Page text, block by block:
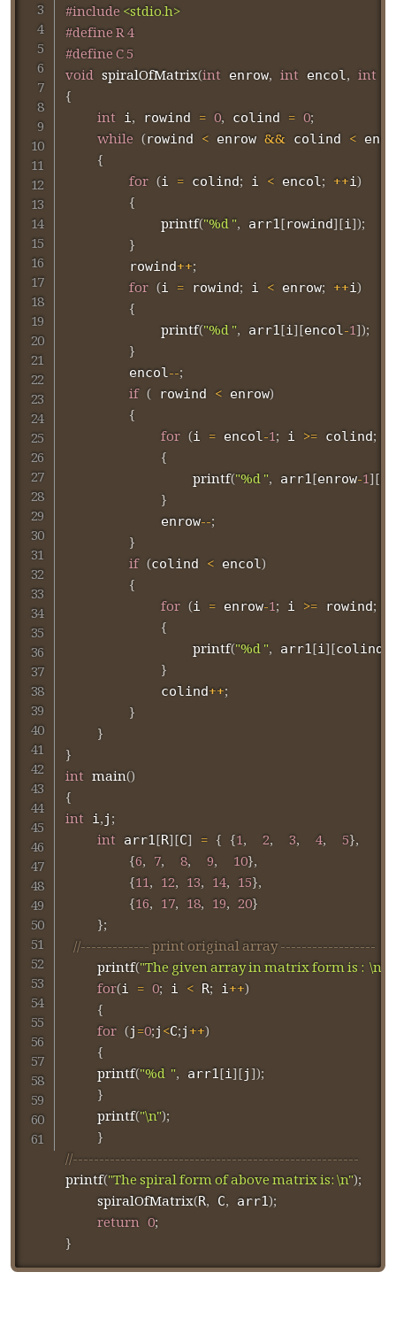
#include<stdio.h>
#defineR 4
#defineC 5
void spiralOfMatrix(int enrow, int encol, int
{
int i, rowind = 0, colind = 0;
while (rowind < enrow && colind <
{
for (i = colind; i < encol; ++i)
{
printf("%d ", arr1[rowind][i]);
}
        rowind
++;
for (i = rowind; i < enrow; ++i)
{
printf("%d ", arr1[i][encol-1]);
}
        encol
--;
if ( rowind < enrow)
{
for (i = encol-1; i >= colind;
{
printf("%d ", arr1[enrow-1][
}
            enrow
--;
}
if (colind < encol)
{
for (i = enrow-1; i >= rowind;
{
printf("%d ", arr1[i][colind
}
            colind
++;
}
}
}
int main()
{
int i,j;
int arr1[R][C] = { {1, 2, 3, 4, 5},
{6, 7, 8, 9, 10},
{11, 12, 13, 14, 15},
{16, 17, 18, 19, 20}
};
printf("The given array in matrix form is :  \n"
for(i = 0; i < R; i++)
{
for (j =0;j <C;j ++)
{
printf("%d  ", arr1[i][j ]);
}
printf("\n");
}
printf("The spiral form of above matrix is: \n");
spiralOfMatrix(R, C, arr1);
return 0;
}